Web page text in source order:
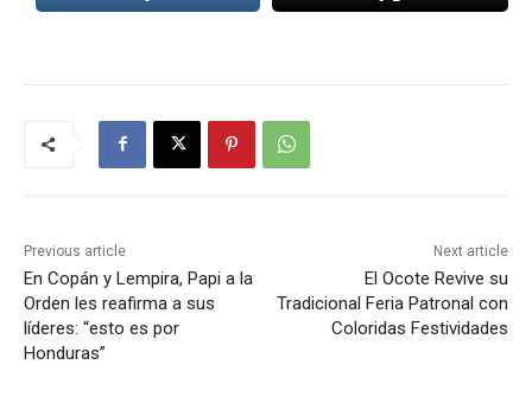
Previous article
En Copán y Lempira, Papi a la
Orden les reafirma a sus
líderes: “esto es por
Honduras”
Next article
El Ocote Revive su
Tradicional Feria Patronal con
Coloridas Festividades